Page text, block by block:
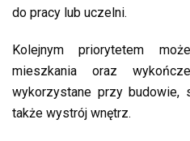
do pracy lub uczelni.
Kolejnym priorytetem
mieszkania oraz
wykorzystane przy budowie,
także wystrój wnętrz.